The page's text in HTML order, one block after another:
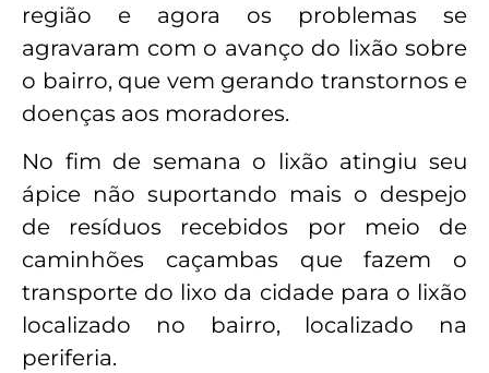
região e agora os problemas se
agravaram com o avanço do lixão sobre
o bairro, que vem gerando transtornos e
doenças aos moradores.
No fim de semana o lixão atingiu seu
ápice não suportando mais o despejo
de resíduos recebidos por meio de
caminhões caçambas que fazem o
transporte do lixo da cidade para o lixão
localizado no bairro, localizado na
periferia.